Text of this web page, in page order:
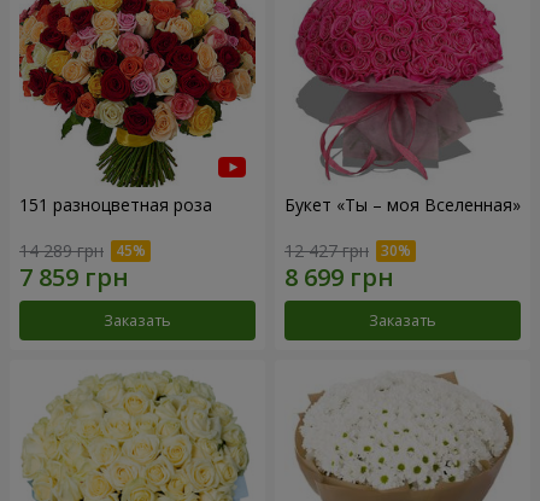
151 разноцветная роза
14 289 грн
Заказать
Букет «Ты – моя Вселенная»
12 427 грн
Заказать